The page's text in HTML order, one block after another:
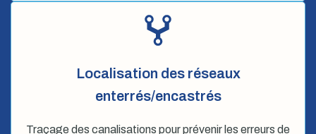
Localisation des réseaux
enterrés/encastrés
Traçage des canalisations pour prévenir les erreurs de